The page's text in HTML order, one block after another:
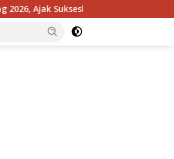
Sukseskan PTSL